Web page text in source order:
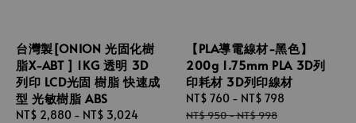
台灣製[ONION 光固化樹
脂X-ABT ] 1KG 透明 3D
列印 LCD光固 樹脂 快速成
型 光敏樹脂 ABS
Regular
NT$ 2,880 - NT$ 3,024
【PLA導電線材-黑色】
200g 1.75mm PLA 3D列
印耗材 3D列印線材
Sale
price
NT$ 760 - NT$ 798
NT$ 950-NT$ 998